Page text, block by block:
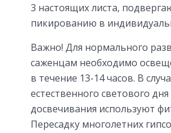
3 настоящих листа,
пикированию в
Важно! Для нормального
саженцам необходимо
в течение 13-14 часов. В
естественного светового
досвечивания используют
Пересадку многолетних